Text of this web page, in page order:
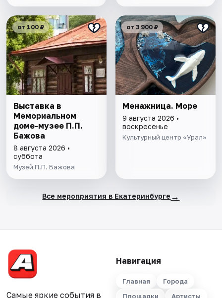
от 100 ₽
Выставка в
Мемориальном
доме-музее П.П.
Бажова
8 августа 2026 •
суббота
Музей П.П. Бажова
от 3 900 ₽
Менажница. Море
9 августа 2026 •
воскресенье
Культурный центр «Урал»
Все мероприятия в Екатеринбурге →
Самые яркие события в
Навигация
Главная
Города
Площадки
Артисты